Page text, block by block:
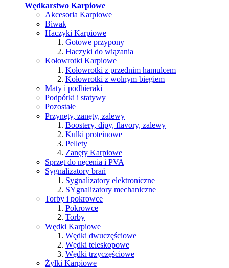
Wędkarstwo Karpiowe
Akcesoria Karpiowe
Biwak
Haczyki Karpiowe
Gotowe przypony
Haczyki do wiązania
Kołowrotki Karpiowe
Kołowrotki z przednim hamulcem
Kołowrotki z wolnym biegiem
Maty i podbieraki
Podpórki i statywy
Pozostałe
Przynęty, zanęty, zalewy
Boostery, dipy, flavory, zalewy
Kulki proteinowe
Pellety
Zanęty Karpiowe
Sprzęt do nęcenia i PVA
Sygnalizatory brań
Sygnalizatory elektroniczne
SYgnalizatory mechaniczne
Torby i pokrowce
Pokrowce
Torby
Wędki Karpiowe
Wędki dwuczęściowe
Wędki teleskopowe
Wędki trzyczęściowe
Żyłki Karpiowe